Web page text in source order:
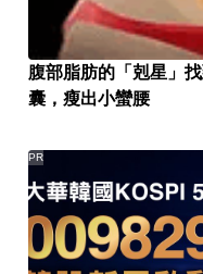
腹部脂肪的「剋星」
囊，瘦出小蠻腰
PR